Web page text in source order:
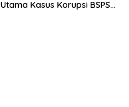
Utama Kasus Korupsi BSPS